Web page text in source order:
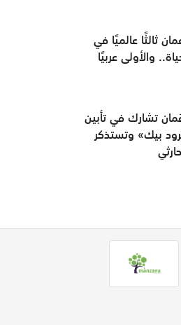
ثالثًا عالميًا في
والأولى عربيًا
تشارك في تأبين
بيك» وتستذكر